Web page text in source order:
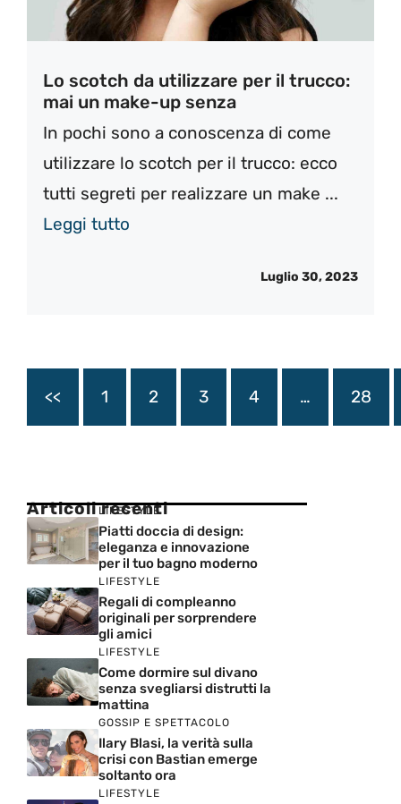
Lo scotch da utilizzare per il trucco:
mai un make-up senza
In pochi sono a conoscenza di come
utilizzare lo scotch per il trucco: ecco
tutti segreti per realizzare un make ...
Leggi tutto
Luglio 30, 2023
<< 1 2 3 4 … 28
Articoli recenti
LIFESTYLE
Piatti doccia di design:
eleganza e innovazione
per il tuo bagno moderno
LIFESTYLE
Regali di compleanno
originali per sorprendere
gli amici
LIFESTYLE
Come dormire sul divano
senza svegliarsi distrutti la
mattina
GOSSIP E SPETTACOLO
Ilary Blasi, la verità sulla
crisi con Bastian emerge
soltanto ora
LIFESTYLE